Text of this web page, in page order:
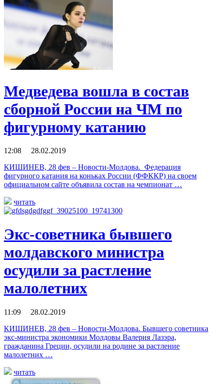
Медведева вошла в состав
сборной России на ЧМ по
фигурному катанию
12:08 28.02.2019
КИШИНЕВ, 28 фев – Новости-Молдова. Федерация
фигурного катания на коньках России (ФФККР) на своем
официальном сайте объявила состав на чемпионат …
читать
Экс-советника бывшего
молдавского министра
осудили за растление
малолетних
11:09 28.02.2019
КИШИНЕВ, 28 фев – Новости-Молдова. Бывшего советника
экс-министра экономики Молдовы Валерия Лазэра,
гражданина Греции, осудили на родине за растление
малолетних …
читать